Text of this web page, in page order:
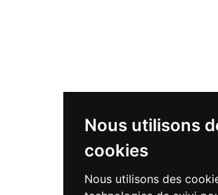
Nous utilisons
cookies
Nous utilisons des